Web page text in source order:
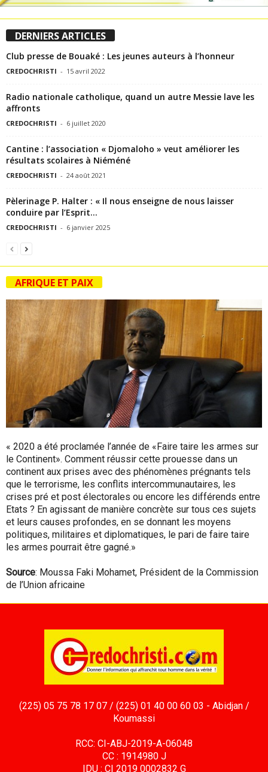
DERNIERS ARTICLES
Club presse de Bouaké : Les jeunes auteurs à l’honneur
CREDOCHRISTI - 15 avril 2022
Radio nationale catholique, quand un autre Messie lave les
affronts
CREDOCHRISTI - 6 juillet 2020
Cantine : l’association « Djomaloho » veut améliorer les
résultats scolaires à Niéméné
CREDOCHRISTI - 24 août 2021
Pèlerinage P. Halter : « Il nous enseigne de nous laisser
conduire par l’Esprit...
CREDOCHRISTI - 6 janvier 2025
AFRIQUE ET PAIX
« 2020 a été proclamée l’année de «Faire taire les armes sur
le Continent». Comment réussir cette prouesse dans un
continent aux prises avec des phénomènes prégnants tels
que le terrorisme, les conflits intercommunautaires, les
crises pré et post électorales ou encore les différends entre
Etats ? En agissant de manière concrète sur tous ces sujets
et leurs causes profondes, en se donnant les moyens
politiques, militaires et diplomatiques, le pari de faire taire
les armes pourrait être gagné.»
Source: Moussa Faki Mohamet, Président de la Commission
de l’Union africaine
(225) 05 75 78 17 07 / (225) 01 40 00 60 03 - Abidjan /
Koumassi
RCC: CI-ABJ-2019-A-06048
CC : 1914980 J
IDU : CI 2019 0002832 G